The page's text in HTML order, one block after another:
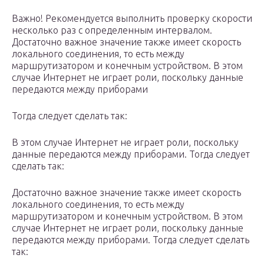
Важно! Рекомендуется выполнить проверку скорости
несколько раз с определенным интервалом.
Достаточно важное значение также имеет скорость
локального соединения, то есть между
маршрутизатором и конечным устройством. В этом
случае Интернет не играет роли, поскольку данные
передаются между приборами
Тогда следует сделать так:
В этом случае Интернет не играет роли, поскольку
данные передаются между приборами. Тогда следует
сделать так:
Достаточно важное значение также имеет скорость
локального соединения, то есть между
маршрутизатором и конечным устройством. В этом
случае Интернет не играет роли, поскольку данные
передаются между приборами. Тогда следует сделать
так: